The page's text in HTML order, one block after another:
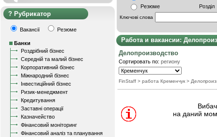
Рубрикатор
Вакансії Резюме
Банки
Роздрібний бізнес
Середній та малий бізнес
Корпоративний бізнес
Міжнародний бізнес
Інвестиційний бізнес
Ризик-менеджмент
Кредитування
Заставні операції
Казначейство
Фінансовий моніторинг
Фінансовий аналіз та планування
Резюме
Розділ
Ключові слова
Работа и вакансии:
Делопроизводство
Сортировать по: региону
FinStaff > работа Кременчук >
на даний